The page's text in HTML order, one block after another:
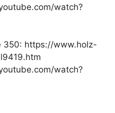
watch?
350: https://www.holz-
watch?